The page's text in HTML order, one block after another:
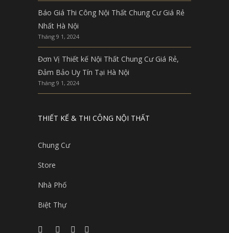
Báo Giá Thi Công Nội Thất Chung Cư Giá Rẻ
Nhất Hà Nội
Tháng 9 1, 2024
Đơn Vị Thiết kế Nội Thất Chung Cư Giá Rẻ,
Đảm Bảo Uy Tín Tại Hà Nội
Tháng 9 1, 2024
THIẾT KẾ & THI CÔNG NỘI THẤT
Chung Cư
Store
Nhà Phố
Biệt Thự